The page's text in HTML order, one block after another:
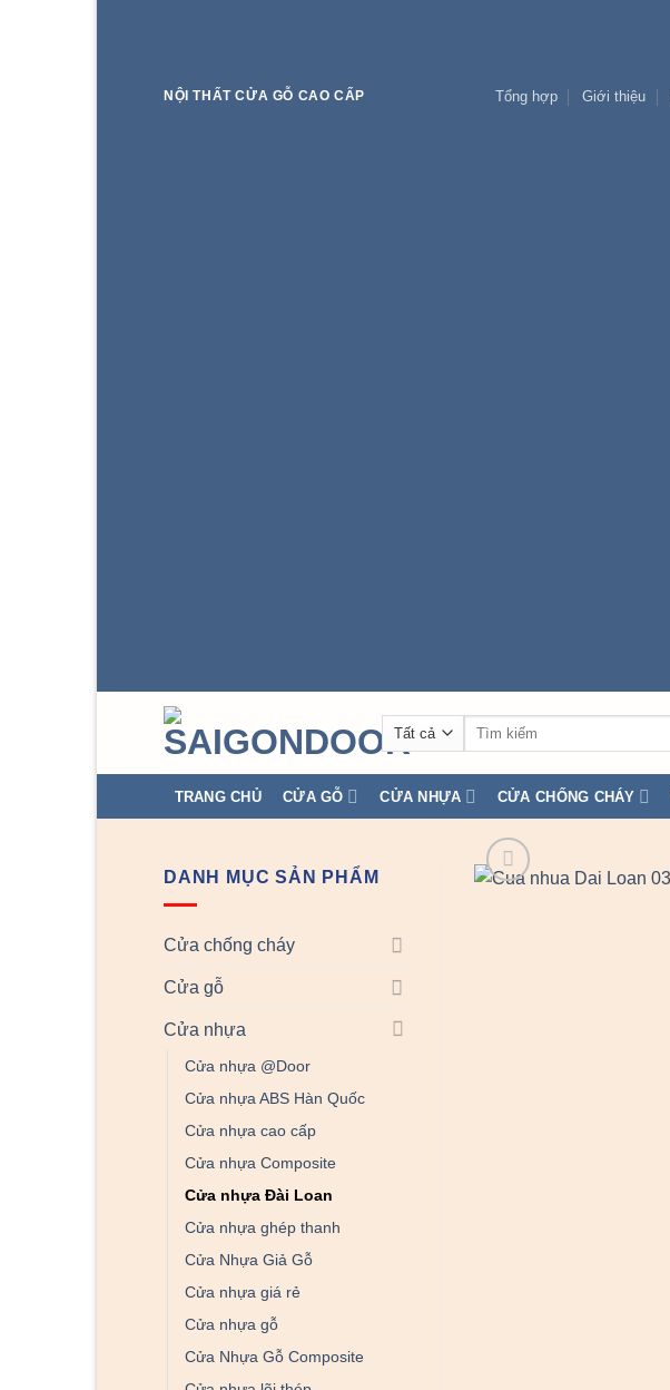
NỘI THẤT CỬA GỖ CAO CẤP Tổng hợp Giới thiệu
Tìm
TRANG CHỦ CỬA GỖ CỬA NHỰA CỬA CHỐNG CHÁY
DANH MỤC SẢN PHẨM
Cửa chống cháy
Cửa gỗ
Cửa nhựa
Cửa nhựa @Door
Cửa nhựa ABS Hàn Quốc
Cửa nhựa cao cấp
Cửa nhựa Composite
Cửa nhựa Đài Loan
Cửa nhựa ghép thanh
Cửa Nhựa Giả Gỗ
Cửa nhựa giá rẻ
Cửa nhựa gỗ
Cửa Nhựa Gỗ Composite